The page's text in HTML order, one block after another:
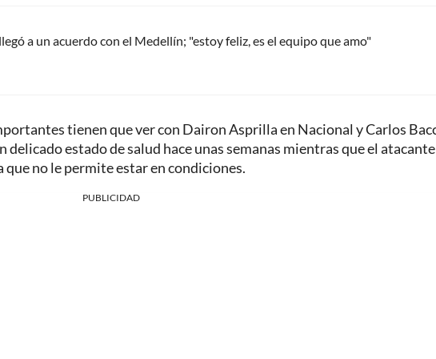
a un acuerdo con el Medellín; "estoy feliz, es el equipo que amo"
tienen que ver con Dairon Asprilla en Nacional y Carlos
estado de salud hace unas semanas mientras que el
no le permite estar en condiciones.
PUBLICIDAD